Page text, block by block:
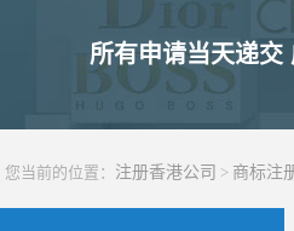
所有申请当天递交
您当前的位置： 注册香港公司 > 商标注